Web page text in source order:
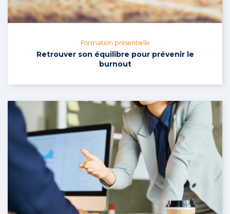
Formation présentielle
Retrouver son équilibre pour prévenir le
burnout